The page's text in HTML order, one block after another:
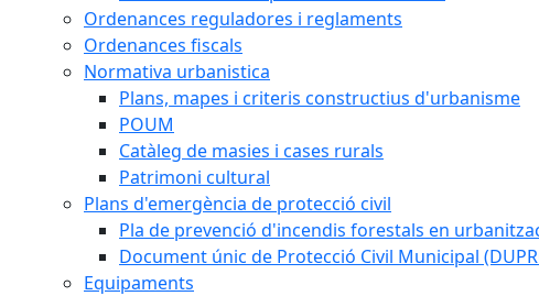
Ordenances reguladores i reglaments
Ordenances fiscals
Normativa urbanistica
Plans, mapes i criteris constructius d'urbanisme
POUM
Catàleg de masies i cases rurals
Patrimoni cultural
Plans d'emergència de protecció civil
Pla de prevenció d'incendis forestals en
Document únic de Protecció Civil Municipal
Equipaments